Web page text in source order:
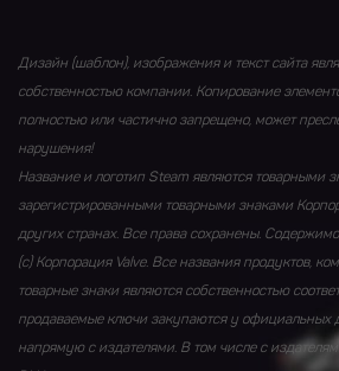
Дизайн (шаблон), изображения и текст сайта
собственностью компании. Копирование
полностью или частично запрещено, может
нарушения!
Название и логотип Steam являются товарными
зарегистрированными товарными знаками
других странах. Все права сохранены.
(с) Корпорация Valve. Все названия продуктов,
товарные знаки являются собственностью
продаваемые ключи закупаются у официальных
напрямую с издателями. В том числе с